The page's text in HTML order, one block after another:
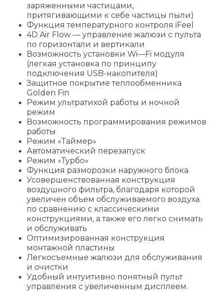
заряженными частицами,
притягивающими к себе частицы пыли)
Функция температурного контроля iFeel
4D Air Flow — управление жалюзи с пульта
по горизонтали и вертикали
Возможность установки Wi—Fi модуля
(легкая установка по принципу
подключения USB-накопителя)
Защитное покрытие теплообменника
Golden Fin
Режим ультратихой работы и ночной
режим
Возможность программирования режимов
работы
Режим «Таймер»
Автоматический перезапуск
Режим «Турбо»
Функция разморозки наружного блока
Усовершенствованная конструкция
воздушного фильтра, благодаря которой
увеличен объем обслуживаемого воздуха
по сравнению с классическими
конструкциями, а также его легко снимать
и обслуживать
Оптимизированная конструкция
монтажной пластины
Легкосъемные жалюзи для обслуживания
и очистки
Удобный интуитивно понятный пульт
управления с увеличенным дисплеем.